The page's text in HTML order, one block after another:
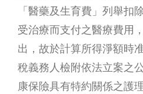
「醫藥及生育費」列舉扣
受治療而支付之醫療費用
出，故於計算所得淨額時
稅義務人檢附依法立案之
康保險具有特約關係之護